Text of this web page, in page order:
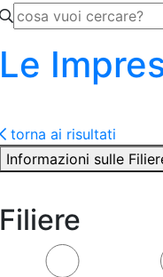
Le
torna ai risultati
Informazioni sulle
Filiere